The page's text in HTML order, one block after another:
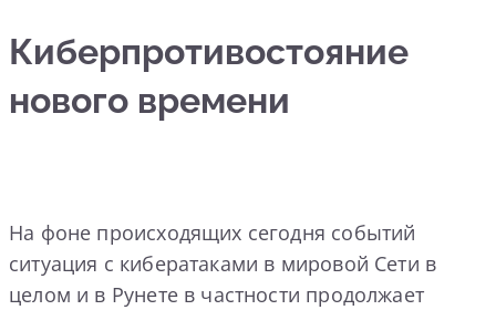
Киберпротивостояние
нового времени
На фоне происходящих сегодня событий
ситуация с кибератаками в мировой Сети в
целом и в Рунете в частности продолжает